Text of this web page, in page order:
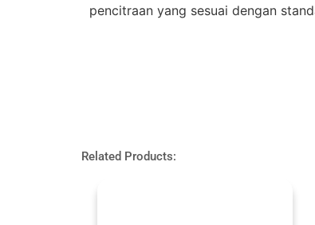
pencitraan yang sesuai dengan
Related Products: